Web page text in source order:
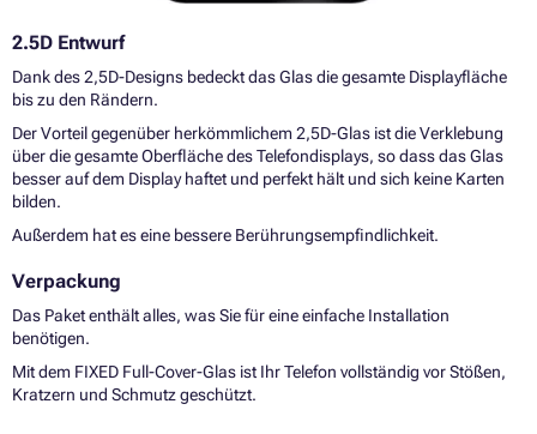
2.5D Entwurf
Dank des 2,5D-Designs bedeckt das Glas die gesamte Displayfläche
bis zu den Rändern.
Der Vorteil gegenüber herkömmlichem 2,5D-Glas ist die Verklebung
über die gesamte Oberfläche des Telefondisplays, so dass das Glas
besser auf dem Display haftet und perfekt hält und sich keine Karten
bilden.
Außerdem hat es eine bessere Berührungsempfindlichkeit.
Verpackung
Das Paket enthält alles, was Sie für eine einfache Installation
benötigen.
Mit dem FIXED Full-Cover-Glas ist Ihr Telefon vollständig vor Stößen,
Kratzern und Schmutz geschützt.